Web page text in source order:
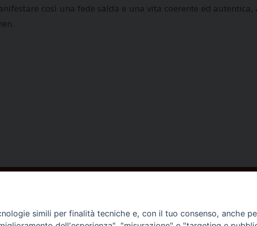
così una fede salda e una vita coerente ed
simili per finalità tecniche e, con il tuo consenso, anche